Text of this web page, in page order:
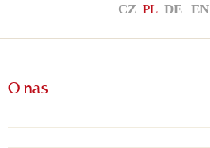
CZ PL DE EN
O nas